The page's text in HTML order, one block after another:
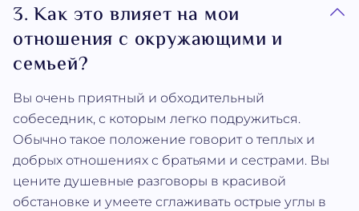
3. Как это влияет на мои
отношения с окружающими и
семьей?
Вы очень приятный и обходительный
собеседник, с которым легко подружиться.
Обычно такое положение говорит о теплых и
добрых отношениях с братьями и сестрами. Вы
цените душевные разговоры в красивой
обстановке и умеете сглаживать острые углы в